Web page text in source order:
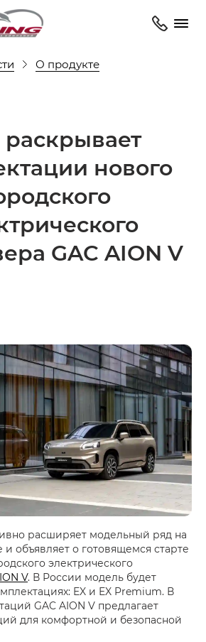
О продукте
раскрывает
нового
GAC AION V
расширяет модельный ряд на
объявляет о готовящемся старте
электрического
V. В России модель будет
EX и EX Premium. В
GAC AION V предлагает
для комфортной и безопасной